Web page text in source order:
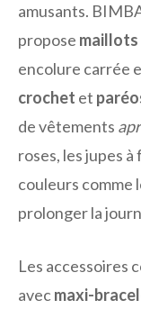
amusants.
propose maillots
encolure carrée
crochet et
de vêtements
roses, les jupes
couleurs comme
prolonger la
Les accessoires
avecmaxi-